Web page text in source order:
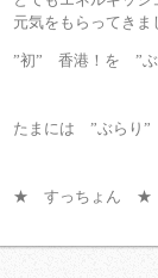
元気をもらってきま
”初” 香港！を ”ぶ
たまには ”ぶらり
★ すっちょん ★